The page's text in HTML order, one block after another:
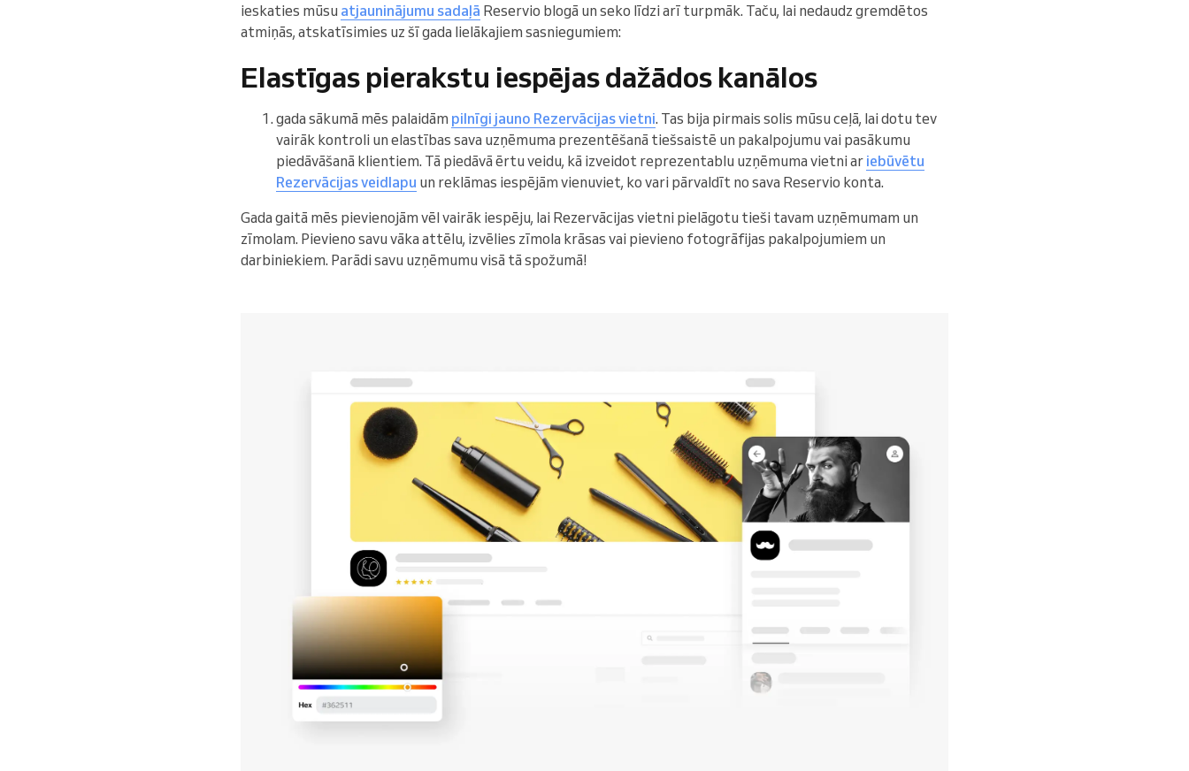
ieskaties mūsu atjauninājumu sadaļā Reservio blogā un seko līdzi arī turpmāk. Taču, lai nedaudz gremdētos
atmiņās, atskatīsimies uz šī gada lielākajiem sasniegumiem:
Elastīgas pierakstu iespējas dažādos kanālos
gada sākumā mēs palaidām pilnīgi jauno Rezervācijas vietni. Tas bija pirmais solis mūsu ceļā, lai dotu tev
vairāk kontroli un elastības sava uzņēmuma prezentēšanā tiešsaistē un pakalpojumu vai pasākumu
piedāvāšanā klientiem. Tā piedāvā ērtu veidu, kā izveidot reprezentablu uzņēmuma vietni ar iebūvētu
Rezervācijas veidlapu un reklāmas iespējām vienuviet, ko vari pārvaldīt no sava Reservio konta.
Gada gaitā mēs pievienojām vēl vairāk iespēju, lai Rezervācijas vietni pielāgotu tieši tavam uzņēmumam un
zīmolam. Pievieno savu vāka attēlu, izvēlies zīmola krāsas vai pievieno fotogrāfijas pakalpojumiem un
darbiniekiem. Parādi savu uzņēmumu visā tā spožumā!